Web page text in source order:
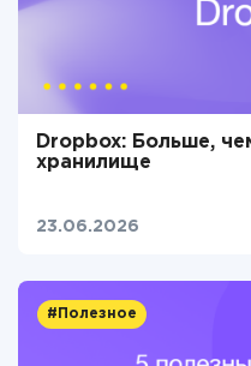
Dropbox: Больше,
хранилище
23.06.2026
#Полезное